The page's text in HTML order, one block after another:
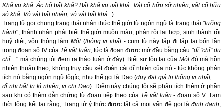
Khả vu khả. Ác hồ bất khả? Bất khả vu bất khả. Vật cố hữu sở nhiên, vật cố hữu
sở khả. Vô vật bất nhiên, vô vật bất khả...).
Trang tử gọi chung trạng thái nhận thức thế giới từ ngôn ngữ là trạng thái "lưỡng
hành", thánh nhân phải biết thế giới muôn màu, phân rồi lại hợp, sinh thành rồi
huỷ diệt, vốn thông làmMột(thông vi nhất- cụm từ này lặp đi lặp lại bốn lần
trong đoạn số IV của Tề vật luận, tức là đoạn được mở đầu bằng câu "dĩ "chỉ" dụ
chỉ...." mà chúng tôi đem ra thảo luận ở đây). Biết sự tồn tại của Mộtđó mà hồn
nhiên thuận theo, không truy cầu xét đoán cái dĩ nhiên của nó - tức không phân
tích nó bằng ngôn ngữ lôgíc, như thế gọi là Đạo (duy đạt giả tri thông vi nhất, .....
dĩ nhi bất tri kì nhiên, vị chi Đạo). Điểm này chúng tôi sẽ phân tích thêm ở phần
sau khi có thêm dẫn chứng từ đoạn tiếp theo của Tề vật luận - đoạn số V. Tạm
thời tổng kết lại rằng, Trang tử ý thức được tất cả mọi vấn đề gọi là định danh,